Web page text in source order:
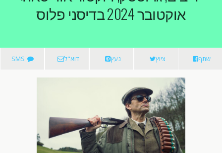
אוקטובר 2024 בדיסני פלוס
שתף ציוץ נעץ דוא"ל SMS